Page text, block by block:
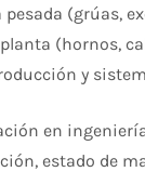
(grúas,
(hornos,
y
en
estado de